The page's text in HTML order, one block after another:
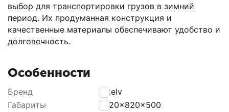
выбор для транспортировки грузов в зимний
период. Их продуманная конструкция и
качественные материалы обеспечивают удобство и
долговечность.
Особенности
Бренд
Artelv
Габариты
2020x820x500